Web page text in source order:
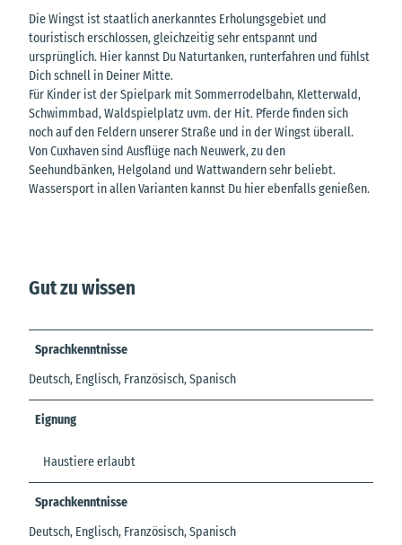
Die Wingst ist staatlich anerkanntes Erholungsgebiet und
touristisch erschlossen, gleichzeitig sehr entspannt und
ursprünglich. Hier kannst Du Naturtanken, runterfahren und fühlst
Dich schnell in Deiner Mitte.
Für Kinder ist der Spielpark mit Sommerrodelbahn, Kletterwald,
Schwimmbad, Waldspielplatz uvm. der Hit. Pferde finden sich
noch auf den Feldern unserer Straße und in der Wingst überall.
Von Cuxhaven sind Ausflüge nach Neuwerk, zu den
Seehundbänken, Helgoland und Wattwandern sehr beliebt.
Wassersport in allen Varianten kannst Du hier ebenfalls genießen.
Gut zu wissen
Sprachkenntnisse
Deutsch, Englisch, Französisch, Spanisch
Eignung
Haustiere erlaubt
Sprachkenntnisse
Deutsch, Englisch, Französisch, Spanisch